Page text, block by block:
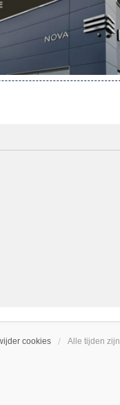
cookies Alle tijden zijn